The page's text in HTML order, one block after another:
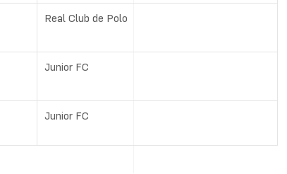
Real Club de Polo
Junior FC
Junior FC